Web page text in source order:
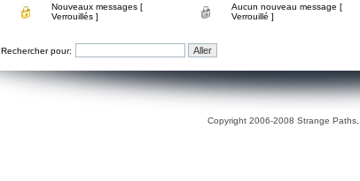
Nouveaux messages [
Verrouillés ]
Aucun nouveau message [
Verrouillé ]
Rechercher pour:
Copyright 2006-2008 Strange Paths,